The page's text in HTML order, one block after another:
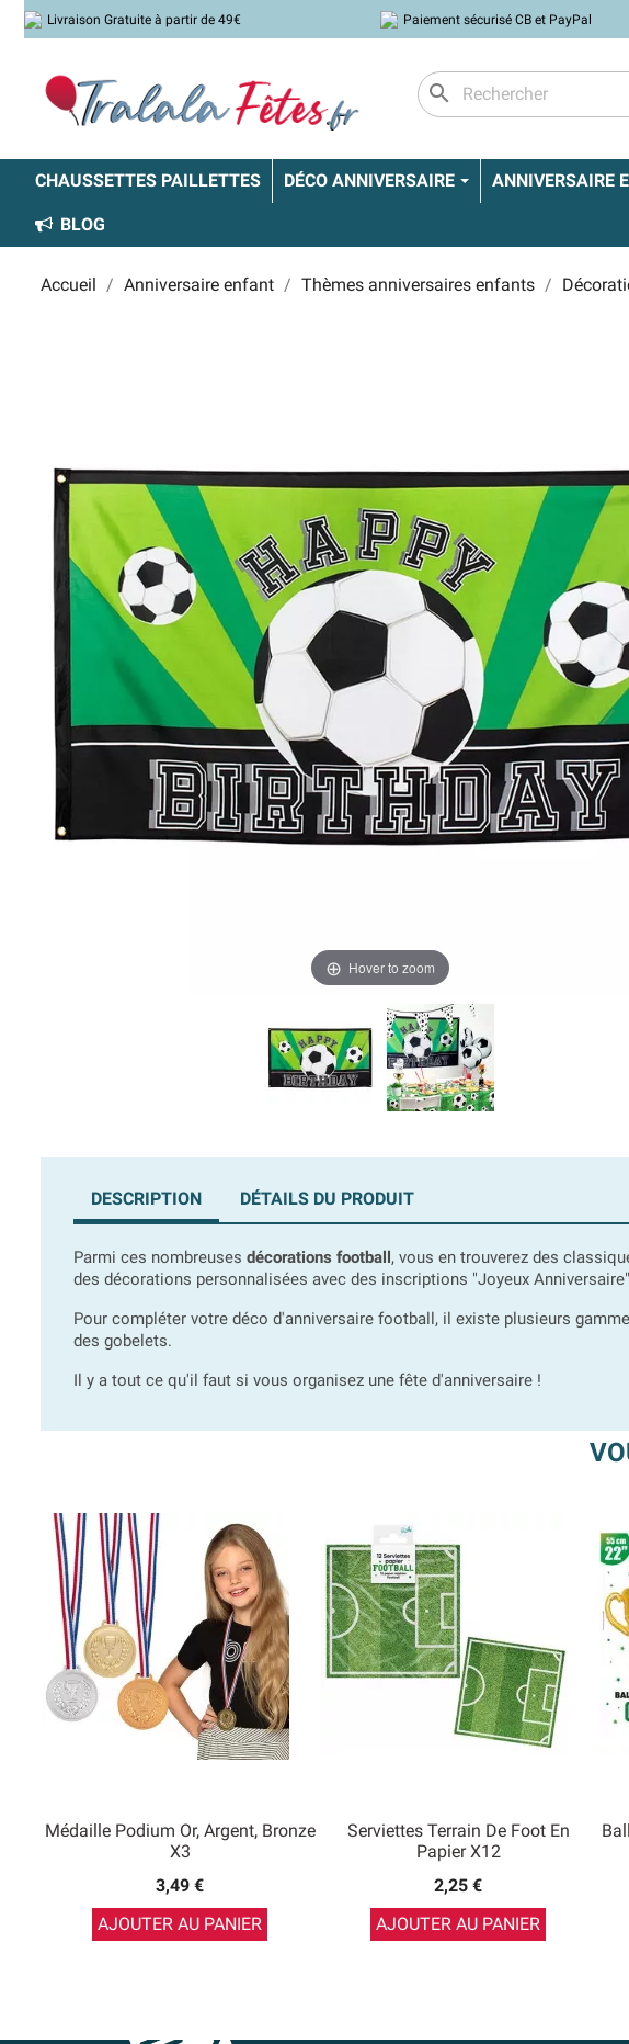
Livraison Gratuite à partir de 49€ Paiement sécurisé CB et PayPal
search
CHAUSSETTES PAILLETTES DÉCO ANNIVERSAIRE ANNIVERSAIRE
BLOG
Accueil Anniversaire enfant Thèmes anniversaires enfants
Hover to zoom
DESCRIPTION DÉTAILS DU PRODUIT
Parmi ces nombreuses décorations football, vous en trouverez des
des décorations personnalisées avec des inscriptions "Joyeux
Pour compléter votre déco d'anniversaire football, il existe plusieurs
des gobelets.
Il y a tout ce qu'il faut si vous organisez une fête d'anniversaire !
Médaille Podium Or, Argent, Bronze
X3
3,49 €
AJOUTER AU PANIER
Serviettes Terrain De Foot En
Papier X12
2,25 €
AJOUTER AU PANIER